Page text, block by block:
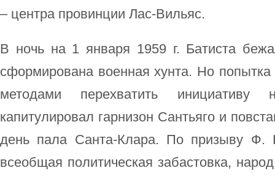
– центра провинции Лас-Вильяс.
В ночь на 1 января 1959 г. Батиста
сформирована военная хунта. Но
методами перехватить
капитулировал гарнизон Сантьяго и
день пала Санта-Клара. По призыву Ф.
всеобщая политическая забастовка,